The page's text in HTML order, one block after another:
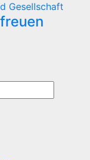
Gesellschaft